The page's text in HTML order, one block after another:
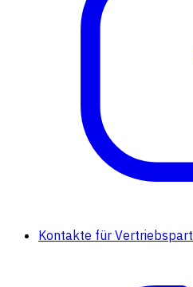
Kontakte für